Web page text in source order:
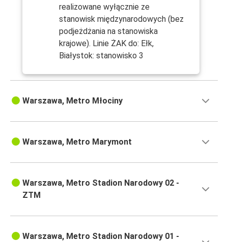
realizowane wyłącznie ze
stanowisk międzynarodowych (bez
podjeżdżania na stanowiska
krajowe). Linie ŻAK do: Ełk,
Białystok: stanowisko 3
Warszawa, Metro Młociny
Warszawa, Metro Marymont
Warszawa, Metro Stadion Narodowy 02 -
ZTM
Warszawa, Metro Stadion Narodowy 01 -